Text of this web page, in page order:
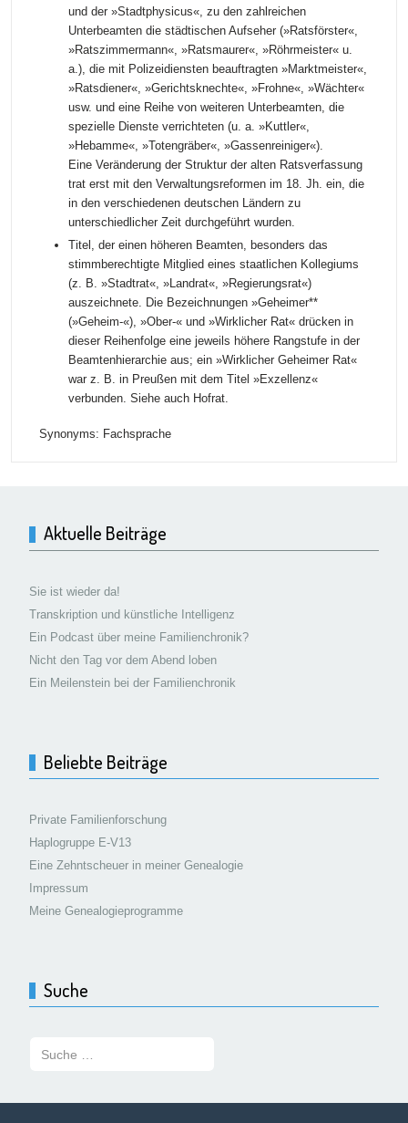
und der »Stadtphysicus«, zu den zahlreichen
Unterbeamten die städtischen Aufseher (»Ratsförster«,
»Ratszimmermann«, »Ratsmaurer«, »Röhrmeister« u.
a.), die mit Polizeidiensten beauftragten »Marktmeister«,
»Ratsdiener«, »Gerichtsknechte«, »Frohne«, »Wächter«
usw. und eine Reihe von weiteren Unterbeamten, die
spezielle Dienste verrichteten (u. a. »Kuttler«,
»Hebamme«, »Totengräber«, »Gassenreiniger«).
Eine Veränderung der Struktur der alten Ratsverfassung
trat erst mit den Verwaltungsreformen im 18. Jh. ein, die
in den verschiedenen deutschen Ländern zu
unterschiedlicher Zeit durchgeführt wurden.
Titel, der einen höheren Beamten, besonders das
stimmberechtigte Mitglied eines staatlichen Kollegiums
(z. B. »Stadtrat«, »Landrat«, »Regierungsrat«)
auszeichnete. Die Bezeichnungen »Geheimer**
(»Geheim-«), »Ober-« und »Wirklicher Rat« drücken in
dieser Reihenfolge eine jeweils höhere Rangstufe in der
Beamtenhierarchie aus; ein »Wirklicher Geheimer Rat«
war z. B. in Preußen mit dem Titel »Exzellenz«
verbunden. Siehe auch Hofrat.
Synonyms: Fachsprache
Aktuelle Beiträge
Sie ist wieder da!
Transkription und künstliche Intelligenz
Ein Podcast über meine Familienchronik?
Nicht den Tag vor dem Abend loben
Ein Meilenstein bei der Familienchronik
Beliebte Beiträge
Private Familienforschung
Haplogruppe E-V13
Eine Zehntscheuer in meiner Genealogie
Impressum
Meine Genealogieprogramme
Suche